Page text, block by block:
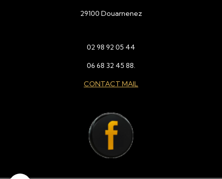
29100 Douarnenez
02 98 92 05 44
06 68 32 45 88.
CONTACT MAIL